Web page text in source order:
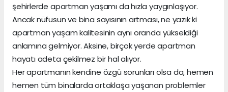
şehirlerde apartman yaşamı da hızla yaygınlaşıyor.
Ancak nüfusun ve bina sayısının artması, ne yazık ki
apartman yaşam kalitesinin aynı oranda yükseldiği
anlamına gelmiyor. Aksine, birçok yerde apartman
hayatı adeta çekilmez bir hal alıyor.
Her apartmanın kendine özgü sorunları olsa da, hemen
hemen tüm binalarda ortaklaşa yaşanan problemler